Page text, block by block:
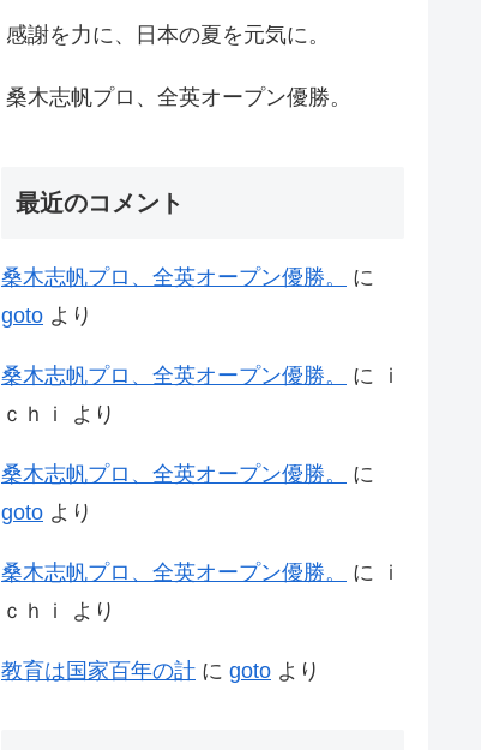
感謝を力に、日本の夏を元気に。
桑木志帆プロ、全英オープン優勝。
最近のコメント
桑木志帆プロ、全英オープン優勝。
に
goto より
桑木志帆プロ、全英オープン優勝。 に
ｉ
ｃｈｉ
より
桑木志帆プロ、全英オープン優勝。
に
goto より
桑木志帆プロ、全英オープン優勝。 に
ｉ
ｃｈｉ
より
教育は国家百年の計 に goto より